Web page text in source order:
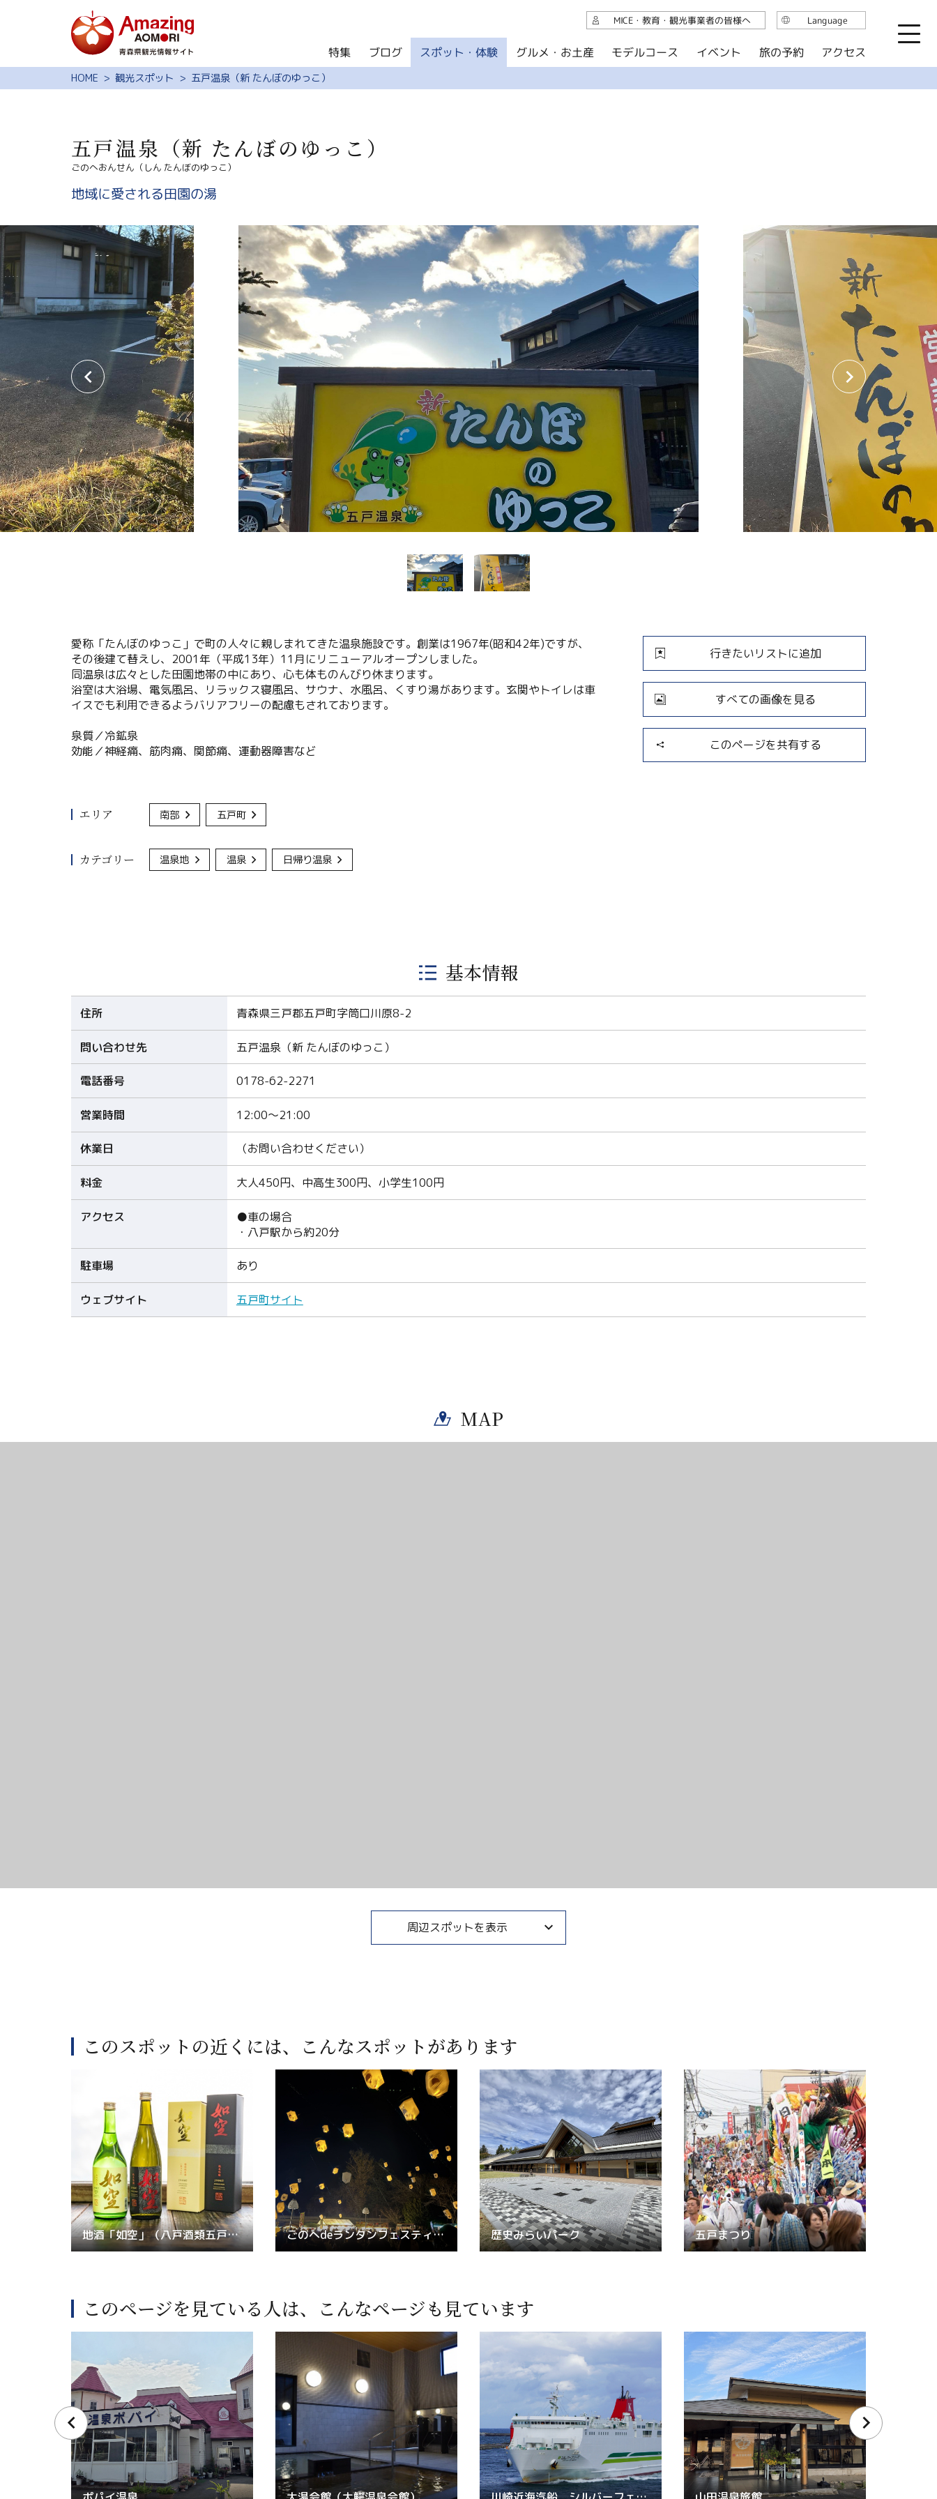
特集
スポット・体験
グルメ・お土産
旅の予約
観光ガイド
サイト内検索
共有
行きたいリスト
写真ライブラリー
動画ライブラリー
パンフレットダウンロード
よくある質問
運営組織について
関連リンク集
Language
English
繁体中文
简体中文
MICE・教育・観光事業者の皆様へ
HOME 観光スポット 五戸温泉（新 たんぼのゆっこ）
五戸温泉（新 たんぼのゆっこ）
ごのへおんせん（しん たんぼのゆっこ）
地域に愛される田園の湯
愛称「たんぼのゆっこ」で町の人々に親しまれてきた温泉施設です。創業は1967年(昭和42年)ですが、
その後建て替えし、2001年（平成13年）11月にリニューアルオープンしました。
同温泉は広々とした田園地帯の中にあり、心も体ものんびり休まります。
浴室は大浴場、電気風呂、リラックス寝風呂、サウナ、水風呂、くすり湯があります。玄関やトイレは車
イスでも利用できるようバリアフリーの配慮もされております。
泉質／冷鉱泉
効能／神経痛、筋肉痛、関節痛、運動器障害など
行きたいリストに追加
すべての画像を見る
このページを共有する
エリア 南部 五戸町
カテゴリー 温泉地 温泉 日帰り温泉
基本情報
住所 青森県三戸郡五戸町字筒口川原8-2
問い合わせ先 五戸温泉（新 たんぼのゆっこ）
電話番号 0178-62-2271
営業時間 12:00～21:00
休業日 （お問い合わせください）
料金 大人450円、中高生300円、小学生100円
アクセス
●車の場合
・八戸駅から約20分
駐車場 あり
ウェブサイト 五戸町サイト
MAP
周辺スポットを表示
このスポットの近くには、 こんなスポットがあります
地酒「如空」（八戸酒類五戸工場） ごのへdeランタンフェスティバル 歴史みらいパーク 五戸まつり
このページを見ている人は、 こんなページも見ています
特集 ブログ スポット・体験 グルメ・お土産 モデルコース イベント 旅の予約 アクセス
MICE・教育・観光事業者の皆様へ Language
English
简体中文